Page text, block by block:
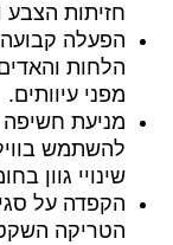
חזיתות הצבע
הפעלה קבועה
הלחות
מפני עיוותים.
מניעת חשיפה
להשתמש
שינויי גוון
הקפדה על
הטריקה